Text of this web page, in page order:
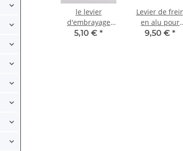
le levier
d'embrayage
pour Honda CB
5,10 € *
Levier de
en alu pour
Yamaha XVZ
9,50 € *